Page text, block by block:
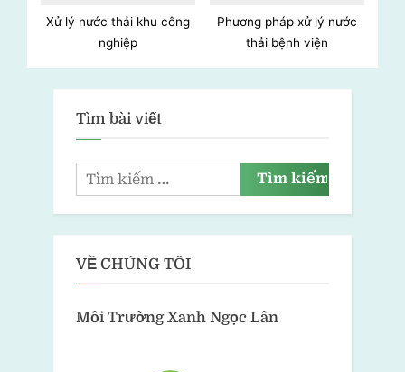
Xử lý nước thải khu công
nghiệp
Phương pháp xử lý nước
thải bệnh viện
Tìm bài viết
VỀ CHÚNG TÔI
Môi Trường Xanh Ngọc Lân